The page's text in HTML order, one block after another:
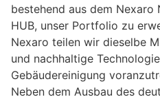
bestehend aus dem Nexaro
HUB, unser Portfolio zu
Nexaro teilen wir dieselbe
und nachhaltige
Gebäudereinigung
Neben dem Ausbau des